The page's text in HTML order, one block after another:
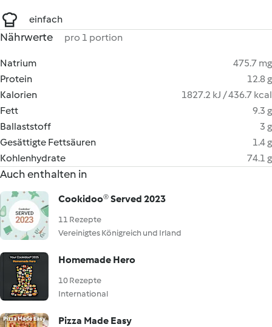
einfach
Nährwerte pro 1 portion
Natrium
475.7 mg
Protein
12.8 g
Kalorien
1827.2 kJ / 436.7 kcal
Fett
9.3 g
Ballaststoff
3 g
Gesättigte Fettsäuren
1.4 g
Kohlenhydrate
74.1 g
Auch enthalten in
Cookidoo® Served 2023
11 Rezepte
Vereinigtes Königreich und Irland
Homemade Hero
10 Rezepte
International
Pizza Made Easy